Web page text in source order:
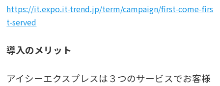
https://it.expo.it-trend.jp/term/campaign/first-come-firs
t-served
導入のメリット
アイシーエクスプレスは３つのサービスでお客様